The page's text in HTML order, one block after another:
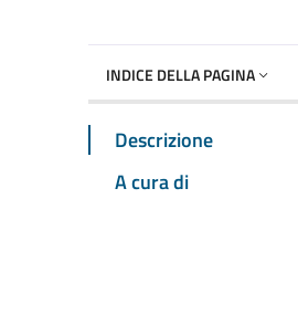
INDICE DELLA PAGINA
Descrizione
A cura di